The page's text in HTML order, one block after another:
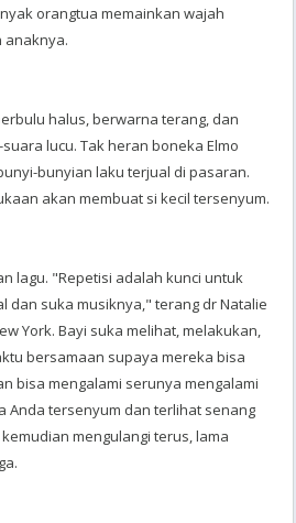
orangtua memainkan wajah
anaknya.
halus, berwarna terang, dan
lucu. Tak heran boneka Elmo
bunyian laku terjual di pasaran.
akan membuat si kecil tersenyum.
lagu. "Repetisi adalah kunci untuk
dan suka musiknya," terang dr Natalie
York. Bayi suka melihat, melakukan,
bersamaan supaya mereka bisa
bisa mengalami serunya mengalami
Anda tersenyum dan terlihat senang
mengulangi terus, lama